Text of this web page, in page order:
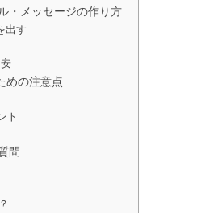
・メッセージの作り方
出す
めの注意点
ト
問